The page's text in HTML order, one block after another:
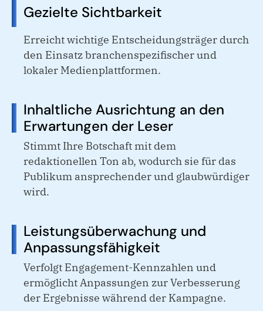
Gezielte Sichtbarkeit
Erreicht wichtige Entscheidungsträger durch
den Einsatz branchenspezifischer und
lokaler Medienplattformen.
Inhaltliche Ausrichtung an den
Erwartungen der Leser
Stimmt Ihre Botschaft mit dem
redaktionellen Ton ab, wodurch sie für das
Publikum ansprechender und glaubwürdiger
wird.
Leistungsüberwachung und
Anpassungsfähigkeit
Verfolgt Engagement-Kennzahlen und
ermöglicht Anpassungen zur Verbesserung
der Ergebnisse während der Kampagne.